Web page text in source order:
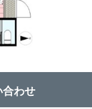
合わせ